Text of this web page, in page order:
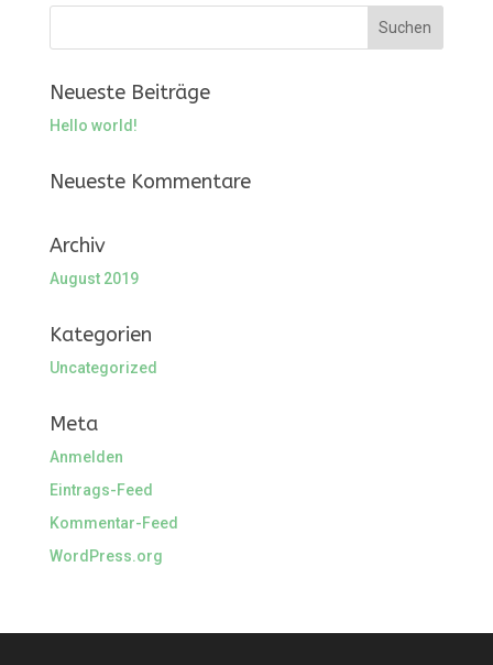
Neueste Beiträge
Hello world!
Neueste Kommentare
Archiv
August 2019
Kategorien
Uncategorized
Meta
Anmelden
Eintrags-Feed
Kommentar-Feed
WordPress.org